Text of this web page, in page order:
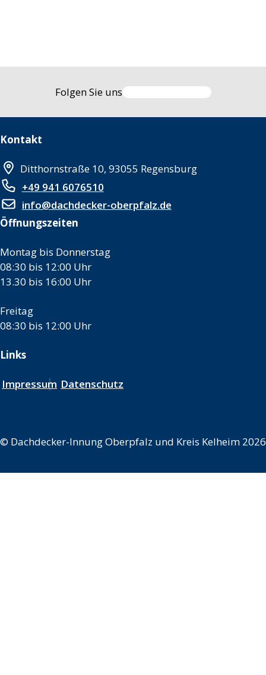
Folgen Sie uns
Kontakt
Ditthornstraße 10, 93055 Regensburg
+49 941 6076510
info@dachdecker-oberpfalz.de
Öffnungszeiten
Montag bis Donnerstag
08:30 bis 12:00 Uhr
13.30 bis 16:00 Uhr
Freitag
08:30 bis 12:00 Uhr
Links
Impressum Datenschutz
© Dachdecker-Innung Oberpfalz und Kreis Kelheim 2026